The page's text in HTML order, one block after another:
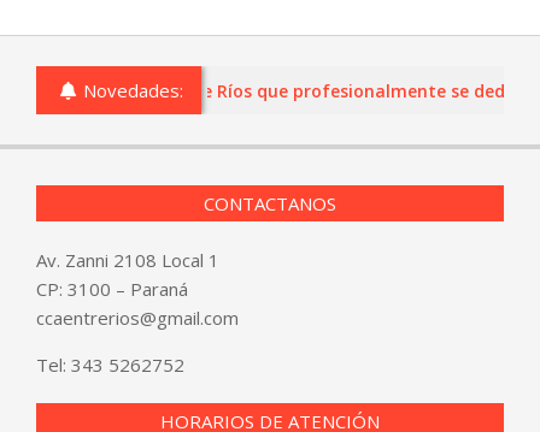
Novedades:
o comercios de Entre Ríos que profesionalmente se
CONTACTANOS
Av. Zanni 2108 Local 1
CP: 3100 – Paraná
ccaentrerios@gmail.com
Tel: 343 5262752
HORARIOS DE ATENCIÓN